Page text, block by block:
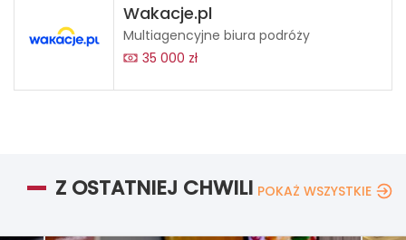
Wakacje.pl
Multiagencyjne biura podróży
35 000 zł
Z OSTATNIEJ CHWILI POKAŻ WSZYSTKIE